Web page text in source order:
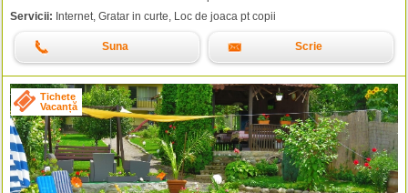
Servicii: Internet, Gratar in curte, Loc de joaca pt copii
Suna Scrie
Tichete
Vacanță